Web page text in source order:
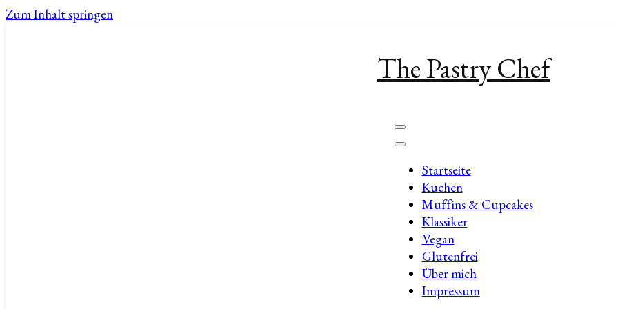
Zum Inhalt springen
The Pastry Chef
Startseite
Kuchen
Muffins & Cupcakes
Klassiker
Vegan
Glutenfrei
Über mich
Impressum